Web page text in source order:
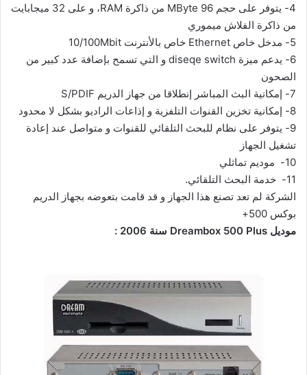
4-
يتوفر على حجم 96 MByte من ذاكرة RAM، و على 32 ميجابايت
من ذاكرة الفلاش ميموري
5-
مدخل خاص Ethernet خاص بالأنترنت 10/100Mbit
6-
يدعم ميزة diseqe switch و التي تسمح بإضافة عدد كبير من
الصحون
7-
إمكانية البث المباشر إنطلاقا من جهاز الدريم S/PDIF
8-
إمكانية تخزين القنوات التلفزية و إذاعات الراديو بشكل لا محدود
9-
يتوفر على نظام للبحث التلقائي للقنوات و متواصل عند إعادة
تشغيل الجهاز
10-
موديم تماثلي
11-
خدمة البحث التلقائي.
الشركة لم تعد تصنع هذا الجهاز و قد قامت بتعوضه بجهاز الدريم
بوكس 500+
موديل Dreambox 500 Plus سنة 2006 :